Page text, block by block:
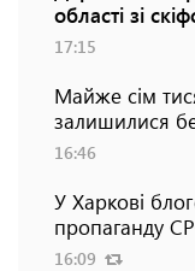
області зі
17:15
Майже сім
залишилися
16:46
У Харкові
пропаганду
16:09